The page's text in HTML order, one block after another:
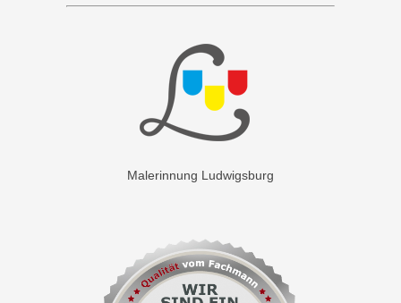
Malerinnung Ludwigsburg